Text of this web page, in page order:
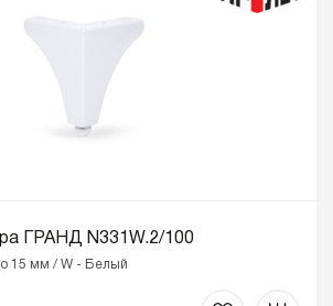
ГРАНД N331W.2/100
15 мм / W - Белый